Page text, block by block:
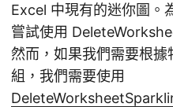
Excel 中現有的迷你圖。
嘗試使用
然而，如果我們需要根
組，我們需要使用